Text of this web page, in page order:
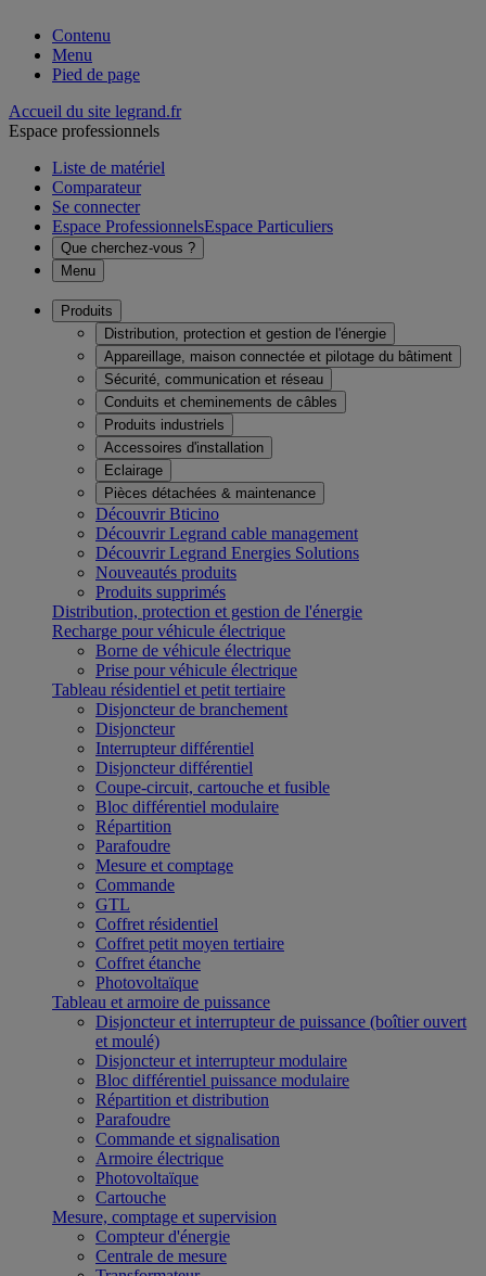
Contenu
Menu
Pied de page
Accueil du site legrand.fr
Espace professionnels
Liste de matériel
Comparateur
Se connecter
Espace ProfessionnelsEspace Particuliers
Que cherchez-vous ?
Menu
Produits
Distribution, protection et gestion de l'énergie
Appareillage, maison connectée et pilotage du bâtiment
Sécurité, communication et réseau
Conduits et cheminements de câbles
Produits industriels
Accessoires d'installation
Eclairage
Pièces détachées & maintenance
Découvrir Bticino
Découvrir Legrand cable management
Découvrir Legrand Energies Solutions
Nouveautés produits
Produits supprimés
Distribution, protection et gestion de l'énergie
Recharge pour véhicule électrique
Borne de véhicule électrique
Prise pour véhicule électrique
Tableau résidentiel et petit tertiaire
Disjoncteur de branchement
Disjoncteur
Interrupteur différentiel
Disjoncteur différentiel
Coupe-circuit, cartouche et fusible
Bloc différentiel modulaire
Répartition
Parafoudre
Mesure et comptage
Commande
GTL
Coffret résidentiel
Coffret petit moyen tertiaire
Coffret étanche
Photovoltaïque
Tableau et armoire de puissance
Disjoncteur et interrupteur de puissance (boîtier ouvert
et moulé)
Disjoncteur et interrupteur modulaire
Bloc différentiel puissance modulaire
Répartition et distribution
Parafoudre
Commande et signalisation
Armoire électrique
Photovoltaïque
Cartouche
Mesure, comptage et supervision
Compteur d'énergie
Centrale de mesure